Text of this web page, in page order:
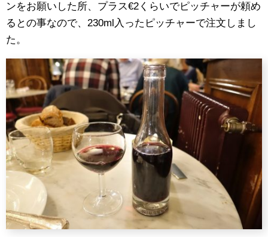
ンをお願いした所、プラス€2くらいでピッチャーが頼め
るとの事なので、230ml入ったピッチャーで注文しまし
た。